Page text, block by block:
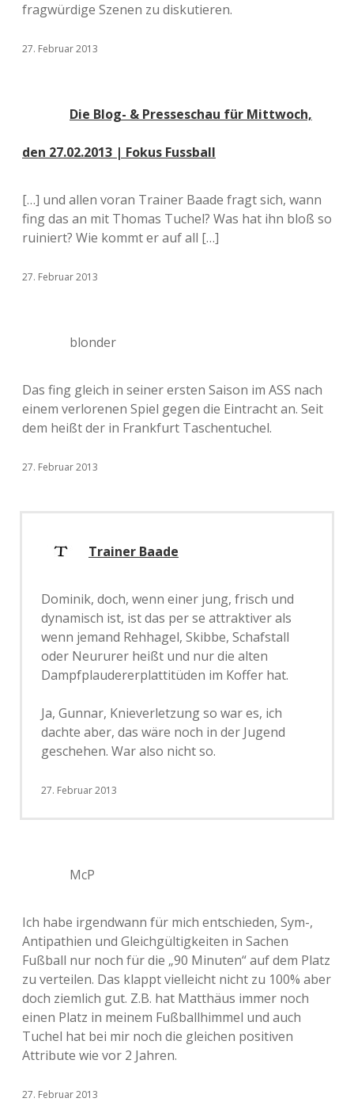
fragwürdige Szenen zu diskutieren.
27. Februar 2013
Die Blog- & Presseschau für Mittwoch,
den 27.02.2013 | Fokus Fussball
[…] und allen voran Trainer Baade fragt sich, wann
fing das an mit Thomas Tuchel? Was hat ihn bloß so
ruiniert? Wie kommt er auf all […]
27. Februar 2013
blonder
Das fing gleich in seiner ersten Saison im ASS nach
einem verlorenen Spiel gegen die Eintracht an. Seit
dem heißt der in Frankfurt Taschentuchel.
27. Februar 2013
Trainer Baade
Dominik, doch, wenn einer jung, frisch und
dynamisch ist, ist das per se attraktiver als
wenn jemand Rehhagel, Skibbe, Schafstall
oder Neururer heißt und nur die alten
Dampfplaudererplattitüden im Koffer hat.
Ja, Gunnar, Knieverletzung so war es, ich
dachte aber, das wäre noch in der Jugend
geschehen. War also nicht so.
27. Februar 2013
McP
Ich habe irgendwann für mich entschieden, Sym-,
Antipathien und Gleichgültigkeiten in Sachen
Fußball nur noch für die „90 Minuten“ auf dem Platz
zu verteilen. Das klappt vielleicht nicht zu 100% aber
doch ziemlich gut. Z.B. hat Matthäus immer noch
einen Platz in meinem Fußballhimmel und auch
Tuchel hat bei mir noch die gleichen positiven
Attribute wie vor 2 Jahren.
27. Februar 2013